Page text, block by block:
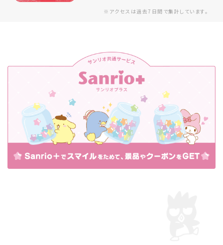
※アクセスは過去7日間で集計しています。